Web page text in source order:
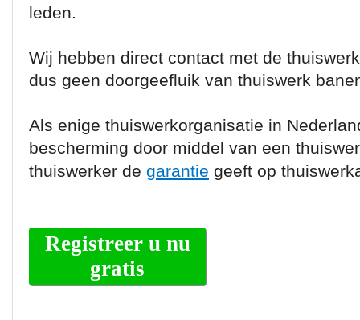
leden.
Wij hebben direct contact met de
dus geen doorgeefluik van thuiswerk
Als enige thuiswerkorganisatie in
bescherming door middel van een
thuiswerker de garantie geeft op
Registreer u nu
gratis